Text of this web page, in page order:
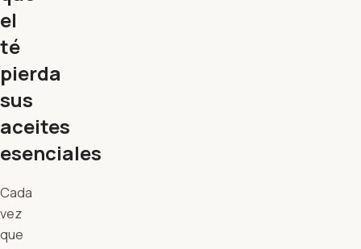
el
té
pierda
sus
aceites
esenciales
Cada
vez
que